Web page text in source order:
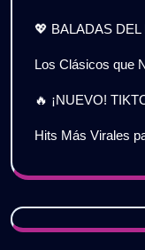
💖 BALADAS
Los Clásicos que
🔥 ¡NUEVO!
Hits Más Virales